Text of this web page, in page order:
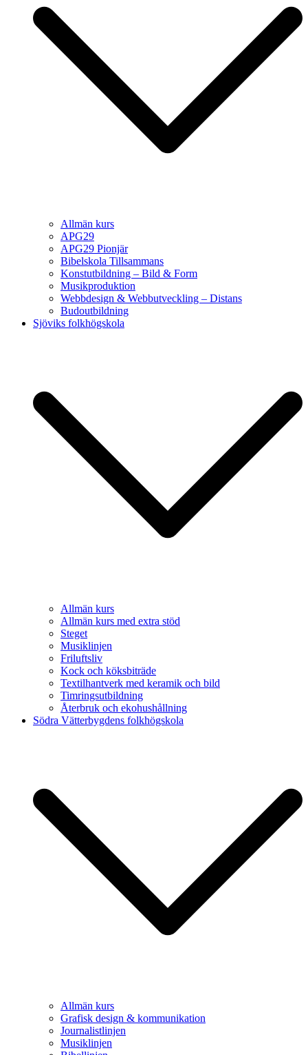
Allmän kurs
APG29
APG29 Pionjär
Bibelskola Tillsammans
Konstutbildning – Bild & Form
Musikproduktion
Webbdesign & Webbutveckling – Distans
Budoutbildning
Sjöviks folkhögskola
Allmän kurs
Allmän kurs med extra stöd
Steget
Musiklinjen
Friluftsliv
Kock och köksbiträde
Textilhantverk med keramik och bild
Timringsutbildning
Återbruk och ekohushållning
Södra Vätterbygdens folkhögskola
Allmän kurs
Grafisk design & kommunikation
Journalistlinjen
Musiklinjen